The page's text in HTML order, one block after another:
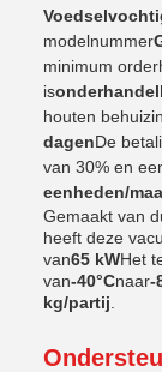
modelnummer
minimum
is
houten
dagenDe
van 30% en
eenheden/
Gemaakt van
heeft deze
van65 kWHet
van-40°Cnaar-
kg/partij